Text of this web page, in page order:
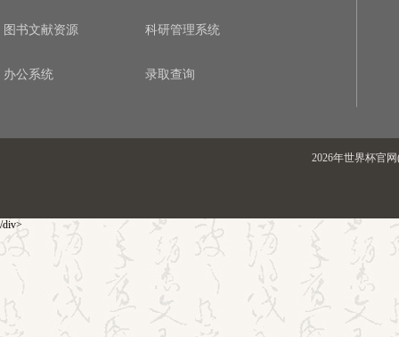
图书文献资源 科研管理系统
办公系统 录取查询
2026年世界杯官
/div>